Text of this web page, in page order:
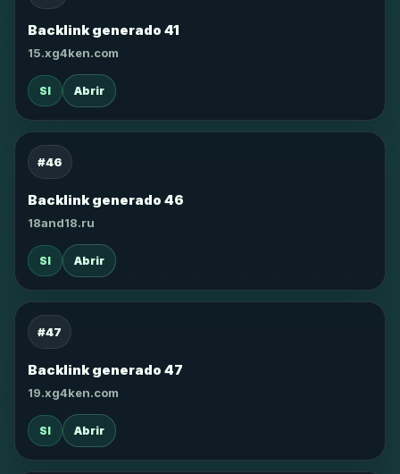
Backlink generado 41
15.xg4ken.com
SI Abrir
#46
Backlink generado 46
18and18.ru
SI Abrir
#47
Backlink generado 47
19.xg4ken.com
SI Abrir